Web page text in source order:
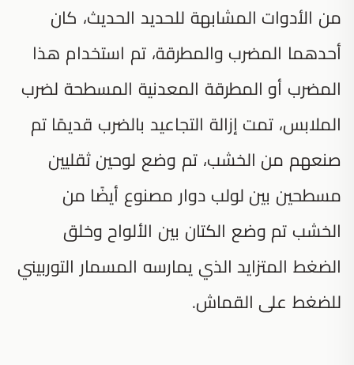
من الأدوات المشابهة للحديد الحديث، كان
أحدهما المضرب والمطرقة، تم استخدام هذا
المضرب أو المطرقة المعدنية المسطحة لضرب
الملابس، تمت إزالة التجاعيد بالضرب قديمًا تم
صنعهم من الخشب، تم وضع لوحين ثقليين
مسطحين بين لولب دوار مصنوع أيضًا من
الخشب تم وضع الكتان بين الألواح وخلق
الضغط المتزايد الذي يمارسه المسمار التوربيني
للضغط على القماش.